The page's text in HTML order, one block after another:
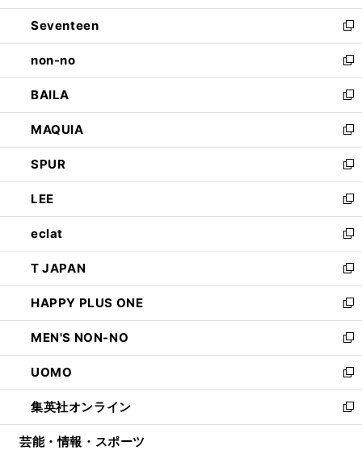
開
く
ウ
で
開
く
ン
ド
ウ
で
開
く
Seventeen
新
し
い
ウ
ィ
ン
ド
ウ
で
開
く
non-no
新
し
い
ウ
ィ
ン
ド
ウ
で
開
く
BAILA
新
し
い
ウ
ィ
ン
ド
ウ
で
開
く
MAQUIA
新
し
い
ウ
ィ
ン
ド
ウ
で
開
く
SPUR
新
し
い
ウ
ィ
ン
ド
ウ
で
開
く
LEE
新
し
い
ウ
ィ
ン
ド
ウ
で
開
く
eclat
新
し
い
ウ
ィ
ン
ド
ウ
で
開
く
T JAPAN
新
し
い
ウ
ィ
ン
ド
ウ
で
開
HAPPY PLUS ONE
新
し
い
ウ
ィ
ン
ド
ウ
MEN'S NON-NO
新
し
い
ウ
ィ
ン
UOMO
新
し
い
ウ
集英社オンライン
新
し
芸能・情報・スポーツ